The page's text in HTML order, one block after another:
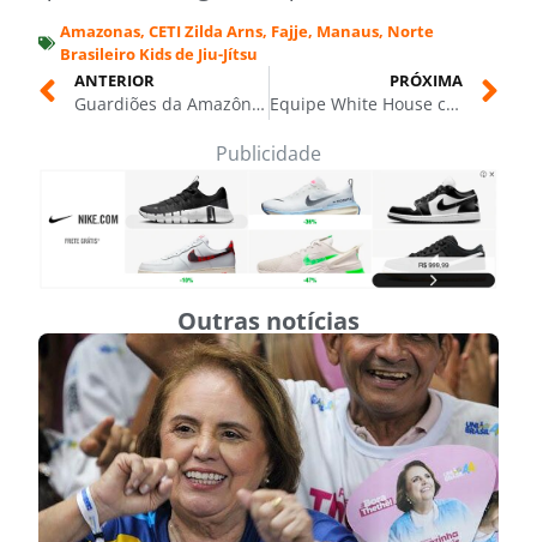
Amazonas, CETI Zilda Arns, Fajje, Manaus, Norte
Brasileiro Kids de Jiu-Jítsu
ANTERIOR
Guardiões da Amazônia cresce e aparece: 7 mil estudantes de escolas públicas impactados no AM
PRÓXIMA
Equipe White House conquista Norte Brasileiro Kids de Jiu-Jítsu Esportivo 2025, em Manaus
Publicidade
Outras notícias